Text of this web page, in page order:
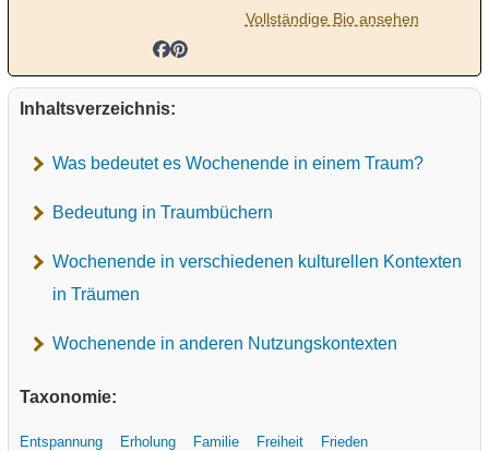
Vollständige Bio ansehen
Inhaltsverzeichnis:
Was bedeutet es Wochenende in einem Traum?
Bedeutung in Traumbüchern
Wochenende in verschiedenen kulturellen Kontexten
in Träumen
Wochenende in anderen Nutzungskontexten
Taxonomie:
Entspannung Erholung Familie Freiheit
Frieden